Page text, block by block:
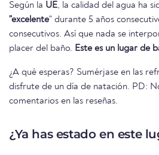
Según la UE, la calidad del agua ha
"excelente" durante 5 años consecutivos. durante cinco
consecutivos. Así que nada se
placer del baño. Este es un lugar de
¿A qué esperas? Sumérjase en las
disfrute de un día de natación. PD:
comentarios en las reseñas.
¿Ya has estado en este